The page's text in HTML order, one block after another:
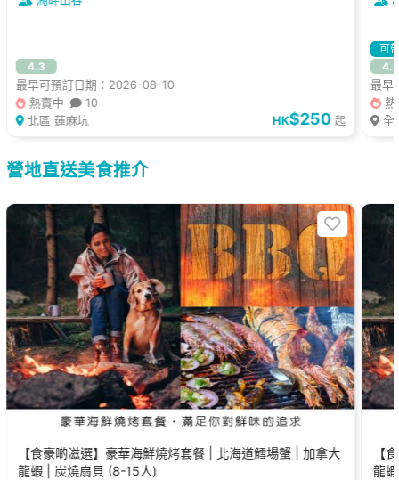
4.3
最早可預訂日期：2026-08-10
熱賣中
10
北區 蓮麻坑
HK$250 起
可
4.2
最早
熱
全
營地直送美食推介
【食豪啲滋選】豪華海鮮燒烤套餐 | 北海道鱈場蟹 | 加拿大
龍蝦 | 炭燒扇貝 (8-15人)
【
龍